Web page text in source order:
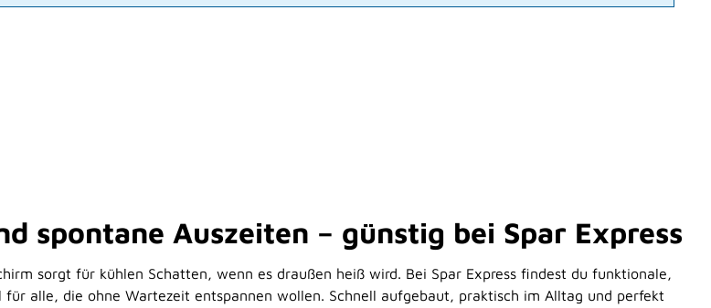
spontane Auszeiten – günstig bei Spar Express
sorgt für kühlen Schatten, wenn es draußen heiß wird. Bei Spar Express findest du funktionale,
alle, die ohne Wartezeit entspannen wollen. Schnell aufgebaut, praktisch im Alltag und perfekt